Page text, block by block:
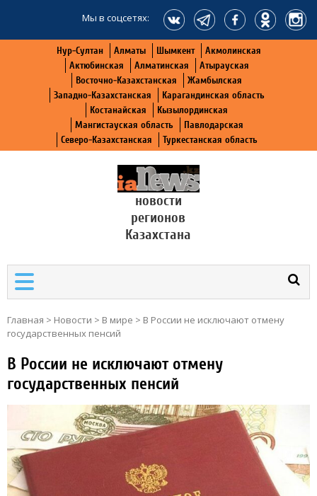
Мы в соцсетях:
Нур-Султан Алматы Шымкент
Акмолинская
Актюбинская
Алматинская
Атырауская
Восточно-Казахстанская
Жамбылская
Западно-Казахстанская
Карагандинская область
Костанайская
Кызылординская
Мангистауская область
Павлодарская
Северо-Казахстанская
Туркестанская область
новости
регионов
Казахстана
Главная > Новости > В мире > В России не исключают отмену
государственных пенсий
В России не исключают отмену
государственных пенсий